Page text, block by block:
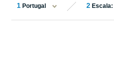
1 Portugal 2